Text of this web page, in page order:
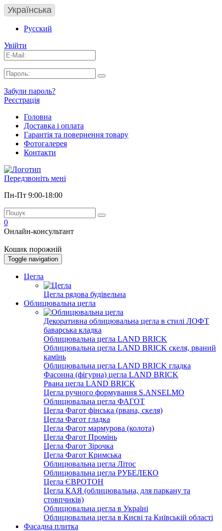
Українська
Русский
Увійти
Забули пароль?
Реєстрація
Головна
Доставка і оплата
Гарантія та повернення товару
Фотогалерея
Контакти
Передзвоніть мені
Пн-Пт 9:00-18:00
0
Онлайн-консультант
Кошик порожній
Toggle navigation
Цегла
Цегла рядова будівельна
Облицювальна цегла
Декоративна облицювальна цегла в стилі ЛОФТ
баварська кладка
Облицювальна цегла LAND BRICK
Облицювальна цегла LAND BRICK скеля, рваний
камінь
Облицювальна цегла LAND BRICK гладка
Фасонна (фігурна) цегла LAND BRICK
Рвана цегла LAND BRICK
Цегла ручного формування S.ANSELMO
Облицювальна цегла ФАГОТ
Цегла Фагот фінська (рвана, скеля)
Цегла Фагот гладка
Цегла Фагот мармурова (колота)
Цегла Фагот Промінь
Цегла Фагот Зірочка
Цегла Фагот Кримська
Облицювальна цегла Літос
Облицювальна цегла РУБЕЛЕКО
Цегла ЄВРОТОН
Цегла КАЯ (облицювальна, для паркану та
стовпчиків)
Облицювальна цегла в Україні
Облицювальна цегла в Києві та Київській області
Фасадна плитка